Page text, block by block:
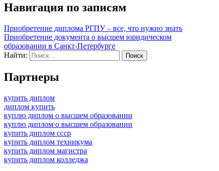
Навигация по записям
Приобретение диплома РГПУ – все, что нужно знать
Приобретение документа о высшем юридическом
образовании в Санкт-Петербурге
Найти:
Партнеры
купить диплом
диплом купить
куплю диплом о высшем образовании
куплю диплом о высшем образовании
купить диплом ссср
купить диплом техникума
купить диплом магистра
купить диплом колледжа